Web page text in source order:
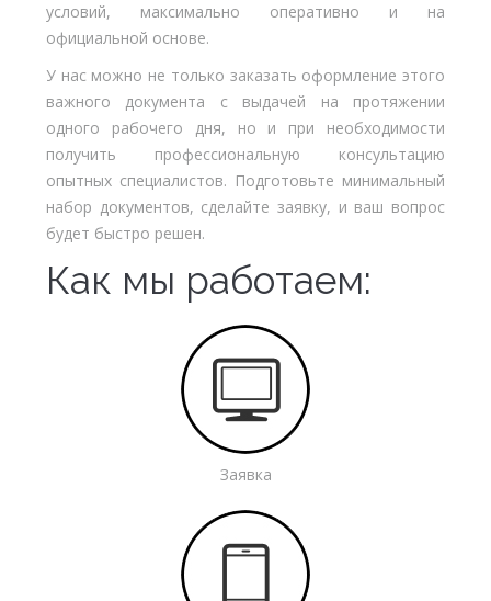
условий, максимально оперативно и на
официальной основе.
У нас можно не только заказать оформление этого
важного документа с выдачей на протяжении
одного рабочего дня, но и при необходимости
получить профессиональную консультацию
опытных специалистов. Подготовьте минимальный
набор документов, сделайте заявку, и ваш вопрос
будет быстро решен.
Как мы работаем:
Заявка